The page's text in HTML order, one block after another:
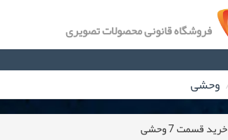
فروشگاه قانونی محصولات تصویری
وحشی
خرید قسمت 7 وحشی